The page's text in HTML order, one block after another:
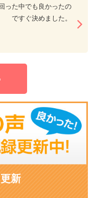
った中でも良かったの
ですぐ決めました。
新